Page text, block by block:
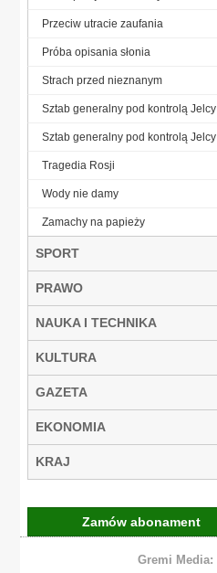
Przeciw utracie zaufania
Próba opisania słonia
Strach przed nieznanym
Sztab generalny pod kontrolą Jelcy
Sztab generalny pod kontrolą Jelcy
Tragedia Rosji
Wody nie damy
Zamachy na papieży
SPORT
PRAWO
NAUKA I TECHNIKA
KULTURA
GAZETA
EKONOMIA
KRAJ
Zamów abonament
Gremi Media: